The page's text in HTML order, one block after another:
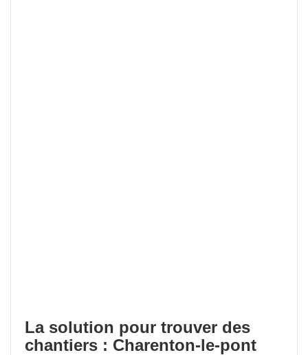
La solution pour trouver des
chantiers : Charenton-le-pont